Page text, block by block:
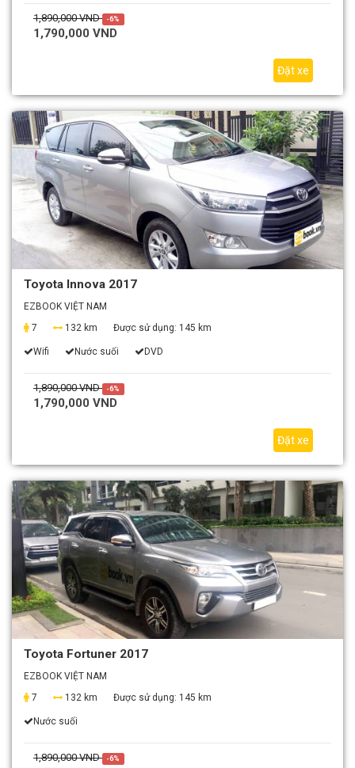
1,890,000 VND -6%
1,790,000 VND
Đặt xe
Toyota Innova 2017
EZBOOK VIỆT NAM
7
132 km Được sử dụng: 145 km
Wifi Nước suối DVD
1,890,000 VND -6%
1,790,000 VND
Đặt xe
Toyota Fortuner 2017
EZBOOK VIỆT NAM
7
132 km Được sử dụng: 145 km
Nước suối
1,890,000 VND -6%